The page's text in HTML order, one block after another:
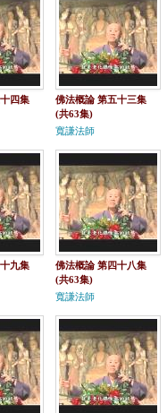
四集
佛法概論 第五十三集
(共63集)
寬謙法師
九集
佛法概論 第四十八集
(共63集)
寬謙法師